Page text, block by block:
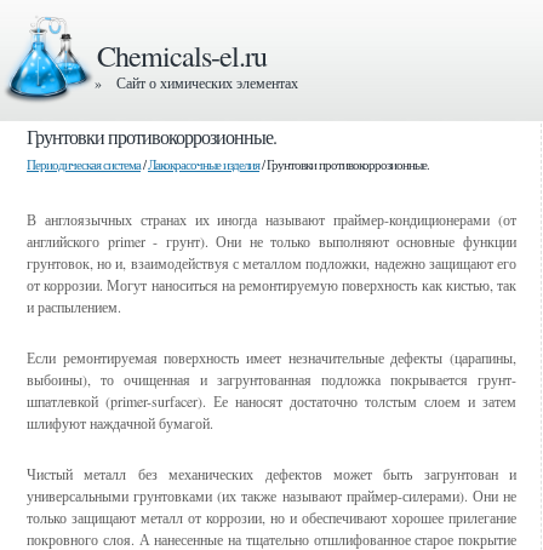
Chemicals-el.ru
» Сайт о химических элементах
Грунтовки противокоррозионные.
Периодическая система/Лакокрасочные изделия/ Грунтовки противокоррозионные.
В англоязычных странах их иногда называют праймер-кондиционерами (от
английского primer - грунт). Они не только выполняют основные функции
грунтовок, но и, взаимодействуя с металлом подложки, надежно защищают его
от коррозии. Могут наноситься на ремонтируемую поверхность как кистью, так
и распылением.
Если ремонтируемая поверхность имеет незначительные дефекты (царапины,
выбоины), то очищенная и загрунтованная подложка покрывается грунт-
шпатлевкой (primer-surfacer). Ее наносят достаточно толстым слоем и затем
шлифуют наждачной бумагой.
Чистый металл без механических дефектов может быть загрунтован и
универсальными грунтовками (их также называют праймер-силерами). Они не
только защищают металл от коррозии, но и обеспечивают хорошее прилегание
покровного слоя. А нанесенные на тщательно отшлифованное старое покрытие